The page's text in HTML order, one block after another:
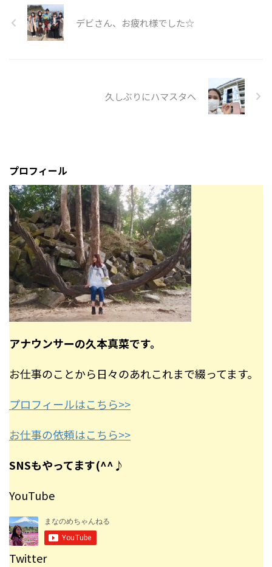
デビさん、お疲れ様でした☆
久しぶりにハマスタへ
プロフィール
アナウンサーの久本真菜です。
お仕事のことから日々のあれこれまで綴ってます。
プロフィールはこちら>>
お仕事の依頼はこちら>>
SNSもやってます(^^♪
YouTube
Twitter